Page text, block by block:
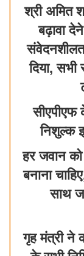
श्री अमित
बढ़ावा
दिया,
निशुल्क
हर जवान
बनाना
साथ
गृह मंत्री ने